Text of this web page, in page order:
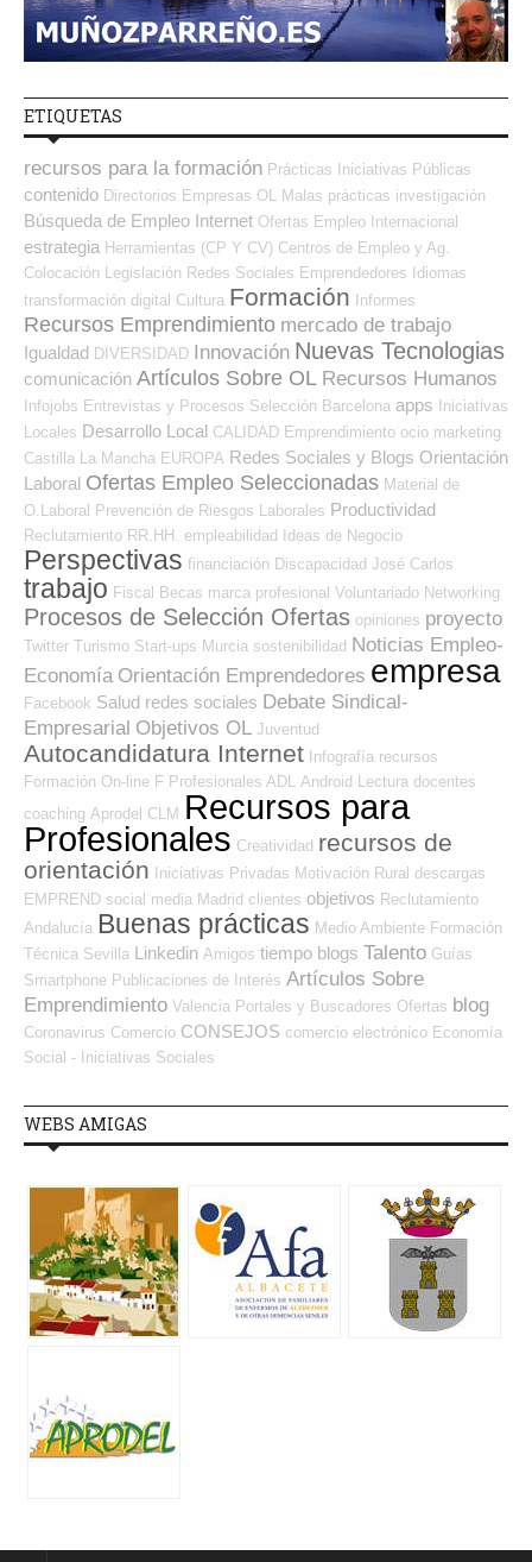
ETIQUETAS
recursos para la formación Prácticas Iniciativas Públicas
contenido Directorios Empresas OL Malas prácticas investigación
Búsqueda de Empleo Internet Ofertas Empleo Internacional
estrategia Herramientas (CP Y CV) Centros de Empleo y Ag.
Colocación Legislación Redes Sociales Emprendedores
Idiomas
transformación digital Cultura Formación Informes
Recursos Emprendimiento mercado de trabajo
Igualdad DIVERSIDAD Innovación Nuevas Tecnologias
comunicación Artículos Sobre OL Recursos Humanos
Infojobs Entrevistas y Procesos Selección Barcelona apps
Iniciativas
Locales Desarrollo Local CALIDAD Emprendimiento ocio marketing
Castilla La Mancha EUROPA Redes Sociales y Blogs Orientación
Laboral Ofertas Empleo Seleccionadas Material de
O.Laboral Prevención de Riesgos Laborales Productividad
Reclutamiento RR.HH. empleabilidad Ideas de Negocio
Perspectivas financiación Discapacidad José Carlos
trabajo Fiscal Becas marca profesional Voluntariado Networking
Procesos de Selección Ofertas opiniones proyecto
Twitter Turismo Start-ups Murcia sostenibilidad Noticias Empleo-
Economía Orientación Emprendedores empresa
Facebook Salud redes sociales Debate Sindical-
Empresarial Objetivos OL Juventud
Autocandidatura Internet Infografía recursos
Formación On-line F Profesionales ADL Android Lectura docentes
coaching Aprodel CLM Recursos para
Profesionales Creatividad recursos de
orientación
Iniciativas Privadas Motivación Rural descargas
EMPREND social media Madrid clientes objetivos Reclutamiento
Andalucía Buenas prácticas Medio Ambiente Formación
Técnica Sevilla Linkedin Amigos tiempo blogs Talento Guías
Smartphone Publicaciones de Interés Artículos Sobre
Emprendimiento Valencia Portales y Buscadores Ofertas blog
Coronavirus Comercio CONSEJOS comercio electrónico Economía
Social - Iniciativas Sociales
WEBS AMIGAS